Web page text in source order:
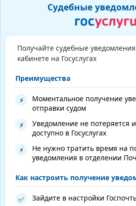
Судебные
Получайте судебные
кабинете на Госуслугах
Преимущества
⚡
Моментальное получение
отправки судом
⚡
Уведомление не потеряется и
доступно в Госуслугах
⚡
Не нужно тратить время на
уведомления в отделении
Как настроить получение
✅ Зайдите в настройки